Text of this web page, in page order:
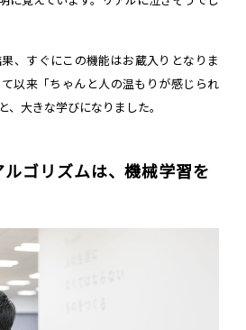
、すぐにこの機能はお蔵入りとなりま
以来「ちゃんと人の温もりが感じられ
、大きな学びになりました。
ゴリズムは、機械学習を